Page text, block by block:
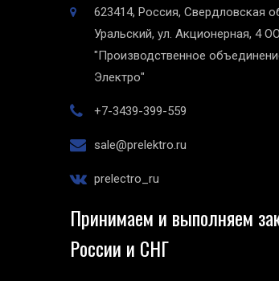
623414, Россия, Свердловская
Уральский, ул. Акционерная, 4
"Производственное
Электро"
+7-3439-399-559
sale@prelektro.ru
prelectro_ru
Принимаем и выполняем
России и СНГ